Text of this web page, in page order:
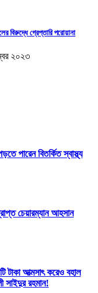
বিরুদ্ধে গ্রেপ্তারি পরোয়ানা
২০২৩
পারেন বিতর্কিত স্বাস্থ্য
চেয়ারম্যান আহসান
টাকা আত্মসাৎ করেও বহাল
সাইদুর রহমান!